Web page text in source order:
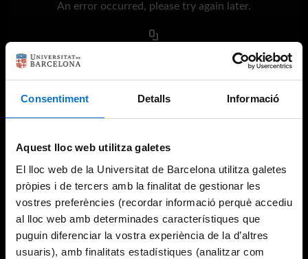
Consentiment Detalls Informació
Aquest lloc web utilitza galetes
El lloc web de la Universitat de Barcelona utilitza galetes
pròpies i de tercers amb la finalitat de gestionar les
vostres preferències (recordar informació perquè accediu
al lloc web amb determinades característiques que
puguin diferenciar la vostra experiència de la d’altres
usuaris), amb finalitats estadístiques (analitzar com
An error occurred, please try again later.